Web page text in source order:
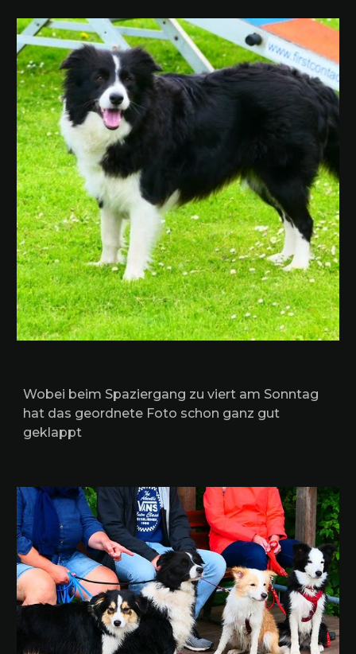
Wobei beim Spaziergang zu viert am Sonntag
hat das geordnete Foto schon ganz gut
geklappt